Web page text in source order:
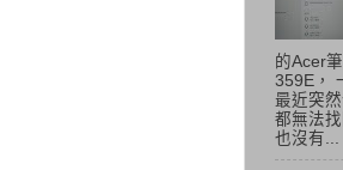
的Acer
359E，
最近突
都無法
也沒有...